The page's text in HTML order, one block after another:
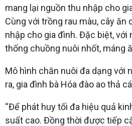
mang lại nguồn thu nhập cho
Cùng với trồng rau màu, cây
nhập cho gia đình. Đặc biệt, với
thống chuồng nuôi nhốt, máng
Mô hình chăn nuôi đa dạng với
ra, gia đình bà Hóa đào ao thả
“Để phát huy tối đa hiệu quả
suất cao. Đồng thời được tiếp